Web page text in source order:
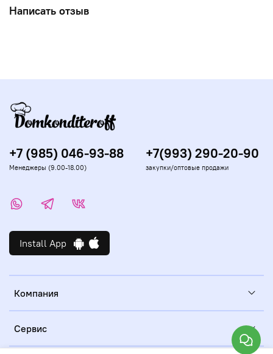
Написать отзыв
Компания
Сервис
Install App
+7 (985) 046-93-88
Менеджеры (9.00-18.00)
+7(993) 290-20-90
закупки/оптовые продажи